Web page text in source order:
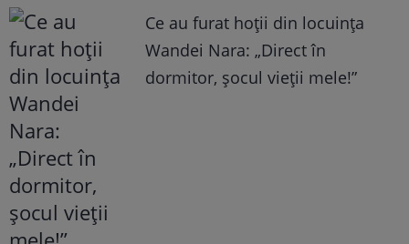
Ce au furat hoții din locuința
Wandei Nara: „Direct în
dormitor, șocul vieții mele!”